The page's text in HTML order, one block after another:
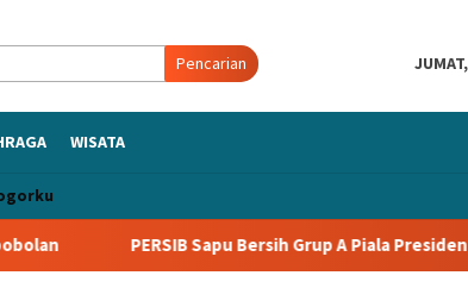
Pencarian
WISATA
Sapu Bersih Grup A Piala Presiden 2026,